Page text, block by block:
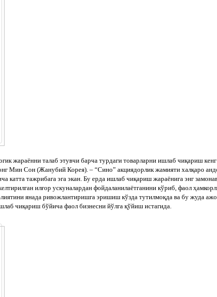
жараённи талаб этувчи барча турдаги товарларни ишлаб чиқариш
Мин Сон (Жанубий Корея). – “Сино” акциядорлик жамияти халқаро
катта тажрибага эга экан. Бу ерда ишлаб чиқариш жараёнига энг
илғор ускуналардан фойдаланилаётганини кўриб, фаол
янада ривожлантиришга эришиш кўзда тутилмоқда ва бу жуда
чиқариш бўйича фаол бизнесни йўлга қўйиш истагида.